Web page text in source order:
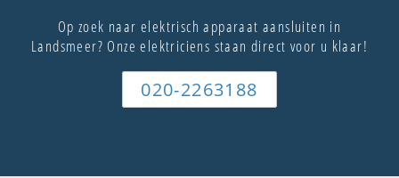
Op zoek naar elektrisch apparaat aansluiten in
Landsmeer? Onze elektriciens staan direct voor u klaar!
020-2263188